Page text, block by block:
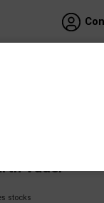
Vader
stocks